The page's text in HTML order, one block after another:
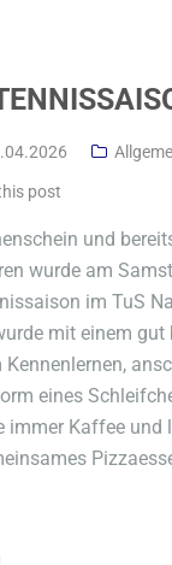
post
und
wurde am
im TuS
mit einem gut
eines
immer Kaffee und